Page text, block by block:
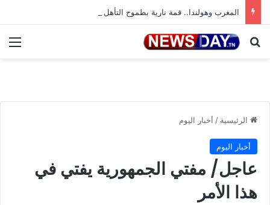
المغرب وهولندا.. قمة نارية بطموح التأهل إلى ثمن النهائي
بحث عن
الرئيسية / أخبار اليوم
أخبار اليوم
عاجل/ مفتي الجمهورية يفتي في
هذا الأمر